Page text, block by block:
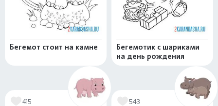
Бегемот стоит на камне
Бегемотик с шариками
на день рождения
415 543